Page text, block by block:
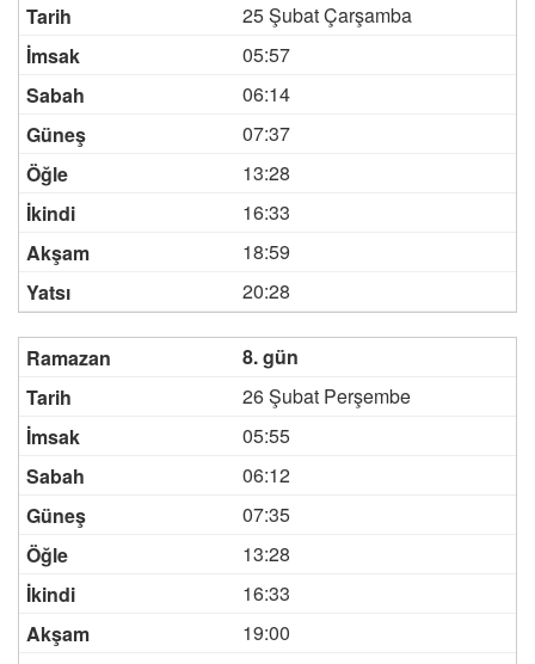
25 Şubat Çarşamba
05:57
06:14
07:37
13:28
16:33
18:59
20:28
8. gün
26 Şubat Perşembe
05:55
06:12
07:35
13:28
16:33
19:00